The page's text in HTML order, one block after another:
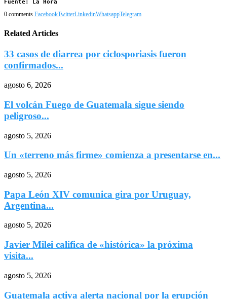
Fuente: La Hora
0 comments FacebookTwitterLinkedinWhatsappTelegram
Related Articles
33 casos de diarrea por ciclosporiasis fueron
confirmados...
agosto 6, 2026
El volcán Fuego de Guatemala sigue siendo
peligroso...
agosto 5, 2026
Un «terreno más firme» comienza a presentarse en...
agosto 5, 2026
Papa León XIV comunica gira por Uruguay,
Argentina...
agosto 5, 2026
Javier Milei califica de «histórica» la próxima
visita...
agosto 5, 2026
Guatemala activa alerta nacional por la erupción